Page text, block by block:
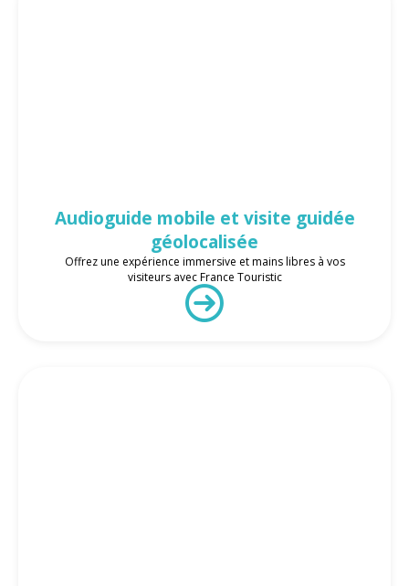
Audioguide mobile et visite guidée
géolocalisée
Offrez une expérience immersive et mains libres à vos
visiteurs avec France Touristic